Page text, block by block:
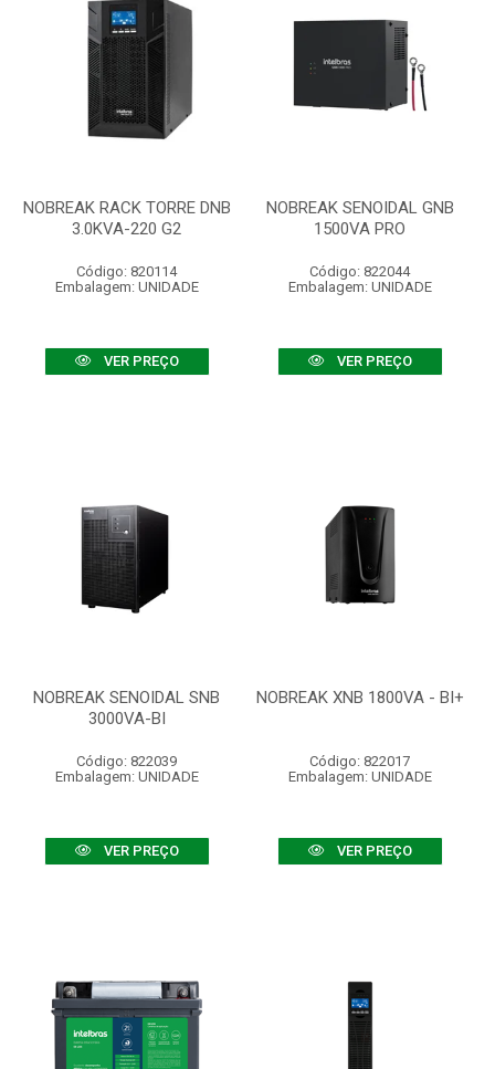
NOBREAK RACK TORRE DNB
3.0KVA-220 G2
Código: 820114
Embalagem: UNIDADE
VER PREÇO
NOBREAK SENOIDAL GNB
1500VA PRO
Código: 822044
Embalagem: UNIDADE
VER PREÇO
NOBREAK SENOIDAL SNB
3000VA-BI
Código: 822039
Embalagem: UNIDADE
VER PREÇO
NOBREAK XNB 1800VA - BI+
Código: 822017
Embalagem: UNIDADE
VER PREÇO